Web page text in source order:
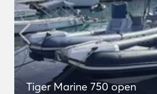
Tiger Marine 750 open